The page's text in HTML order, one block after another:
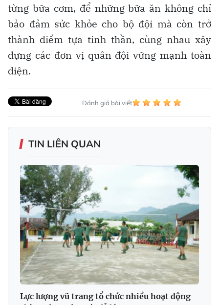
từng bữa cơm, để những bữa ăn không chỉ
bảo đảm sức khỏe cho bộ đội mà còn trở
thành điểm tựa tinh thần, cùng nhau xây
dựng các đơn vị quân đội vững mạnh toàn
diện.
Đánh giá bài viết
TIN LIÊN QUAN
Lực lượng vũ trang tổ chức nhiều hoạt động